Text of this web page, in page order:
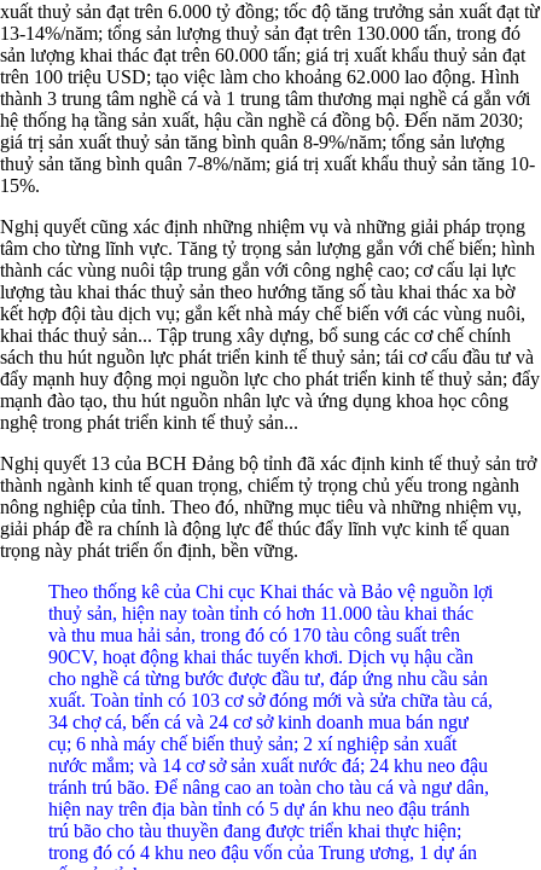
xuất thuỷ sản đạt trên 6.000 tỷ đồng; tốc độ tăng trưởng sản xuất đạt từ
13-14%/năm; tổng sản lượng thuỷ sản đạt trên 130.000 tấn, trong đó
sản lượng khai thác đạt trên 60.000 tấn; giá trị xuất khẩu thuỷ sản đạt
trên 100 triệu USD; tạo việc làm cho khoảng 62.000 lao động. Hình
thành 3 trung tâm nghề cá và 1 trung tâm thương mại nghề cá gắn với
hệ thống hạ tầng sản xuất, hậu cần nghề cá đồng bộ. Đến năm 2030;
giá trị sản xuất thuỷ sản tăng bình quân 8-9%/năm; tổng sản lượng
thuỷ sản tăng bình quân 7-8%/năm; giá trị xuất khẩu thuỷ sản tăng 10-
15%.
Nghị quyết cũng xác định những nhiệm vụ và những giải pháp trọng
tâm cho từng lĩnh vực. Tăng tỷ trọng sản lượng gắn với chế biến; hình
thành các vùng nuôi tập trung gắn với công nghệ cao; cơ cấu lại lực
lượng tàu khai thác thuỷ sản theo hướng tăng số tàu khai thác xa bờ
kết hợp đội tàu dịch vụ; gắn kết nhà máy chế biến với các vùng nuôi,
khai thác thuỷ sản... Tập trung xây dựng, bổ sung các cơ chế chính
sách thu hút nguồn lực phát triển kinh tế thuỷ sản; tái cơ cấu đầu tư và
đẩy mạnh huy động mọi nguồn lực cho phát triển kinh tế thuỷ sản; đẩy
mạnh đào tạo, thu hút nguồn nhân lực và ứng dụng khoa học công
nghệ trong phát triển kinh tế thuỷ sản...
Nghị quyết 13 của BCH Đảng bộ tỉnh đã xác định kinh tế thuỷ sản trở
thành ngành kinh tế quan trọng, chiếm tỷ trọng chủ yếu trong ngành
nông nghiệp của tỉnh. Theo đó, những mục tiêu và những nhiệm vụ,
giải pháp đề ra chính là động lực để thúc đẩy lĩnh vực kinh tế quan
trọng này phát triển ổn định, bền vững.
Theo thống kê của Chi cục Khai thác và Bảo vệ nguồn lợi
thuỷ sản, hiện nay toàn tỉnh có hơn 11.000 tàu khai thác
và thu mua hải sản, trong đó có 170 tàu công suất trên
90CV, hoạt động khai thác tuyến khơi. Dịch vụ hậu cần
cho nghề cá từng bước được đầu tư, đáp ứng nhu cầu sản
xuất. Toàn tỉnh có 103 cơ sở đóng mới và sửa chữa tàu cá,
34 chợ cá, bến cá và 24 cơ sở kinh doanh mua bán ngư
cụ; 6 nhà máy chế biến thuỷ sản; 2 xí nghiệp sản xuất
nước mắm; và 14 cơ sở sản xuất nước đá; 24 khu neo đậu
tránh trú bão. Để nâng cao an toàn cho tàu cá và ngư dân,
hiện nay trên địa bàn tỉnh có 5 dự án khu neo đậu tránh
trú bão cho tàu thuyền đang được triển khai thực hiện;
trong đó có 4 khu neo đậu vốn của Trung ương, 1 dự án